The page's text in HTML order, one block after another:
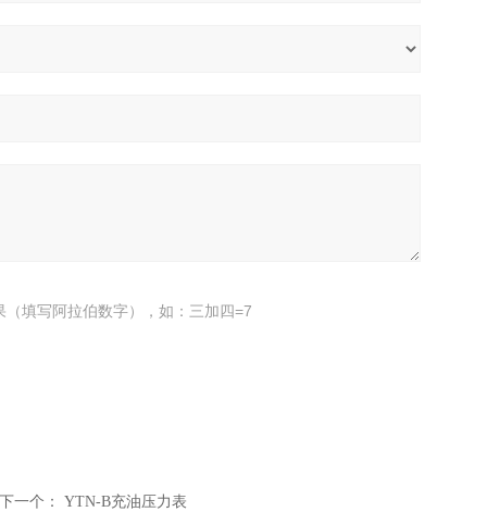
（填写阿拉伯数字），如：三加四=7
下一个： YTN-B充油压力表